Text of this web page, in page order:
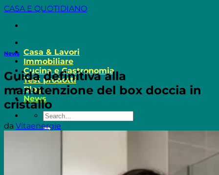
Salta
contenuti
CASA E QUOTIDIANO
Casa & Lavori
Immobiliare
Cucina e Gastronomia
Test prodotti
Blog
News
News
Guida definitiva alla
manutenzione del box doccia in
cristallo
da Vitaenergie